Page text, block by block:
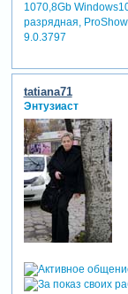
1070,8Gb
разрядная,
9.0.3797
tatiana71
Энтузиаст